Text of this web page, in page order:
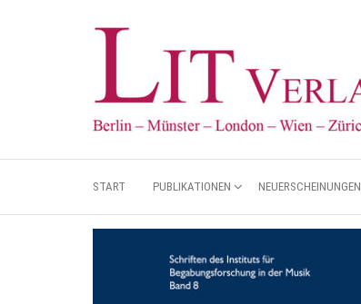
START PUBLIKATIONEN NEUERSCHEINUNGEN